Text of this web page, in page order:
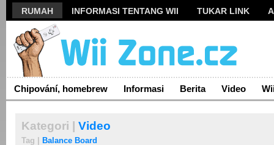
RUMAH INFORMASI TENTANG WII TUKAR LINK
Chipování, homebrew Informasi Berita Video
Kategori | Video
Tag | Balance Board